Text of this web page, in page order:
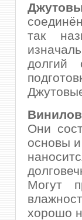
так
долгий
Они
основы
Могут
хорошо